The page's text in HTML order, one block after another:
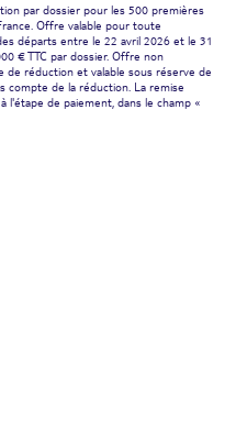
par dossier pour les 500 premières
Offre valable pour toute
départs entre le 22 avril 2026 et le 31
€ TTC par dossier. Offre non
de réduction et valable sous réserve de
compte de la réduction. La remise
l'étape de paiement, dans le champ «